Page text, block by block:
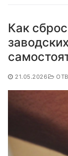
Как
21.05.2026